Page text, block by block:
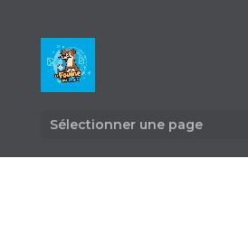
Sélectionner une page